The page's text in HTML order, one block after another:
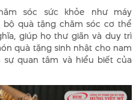
sóc sức khỏe như máy
bộ quà tặng chăm sóc cơ thể
giúp họ thư giãn và duy trì
quà tặng sinh nhật cho nam
quan tâm và hiểu biết của